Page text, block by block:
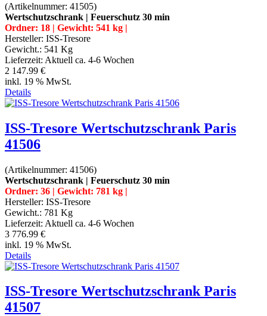
(Artikelnummer: 41505)
Wertschutzschrank | Feuerschutz 30 min
Ordner: 18 | Gewicht: 541 kg |
Hersteller: ISS-Tresore
Gewicht.: 541 Kg
Lieferzeit: Aktuell ca. 4-6 Wochen
2 147.99 €
inkl. 19 % MwSt.
Details
ISS-Tresore Wertschutzschrank Paris
41506
(Artikelnummer: 41506)
Wertschutzschrank | Feuerschutz 30 min
Ordner: 36 | Gewicht: 781 kg |
Hersteller: ISS-Tresore
Gewicht.: 781 Kg
Lieferzeit: Aktuell ca. 4-6 Wochen
3 776.99 €
inkl. 19 % MwSt.
Details
ISS-Tresore Wertschutzschrank Paris
41507